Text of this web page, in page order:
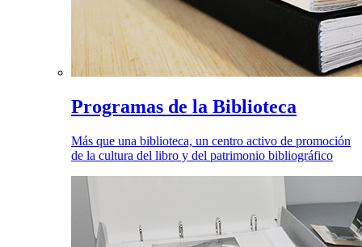
Programas de la Biblioteca
Más que una biblioteca, un centro activo de promoción
de la cultura del libro y del patrimonio bibliográfico